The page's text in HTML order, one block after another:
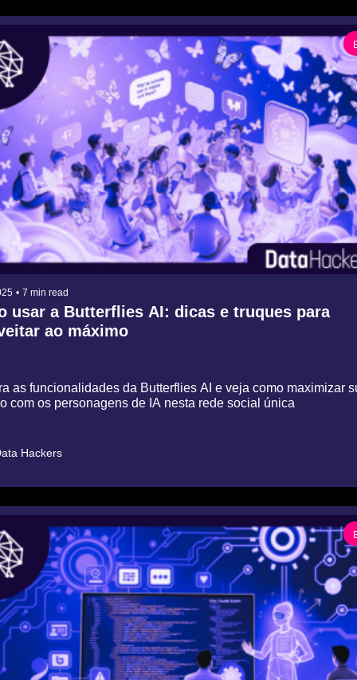
• 7 min read
usar a Butterflies AI: dicas e truques para
ao máximo
as funcionalidades da Butterflies AI e veja como maximizar
com os personagens de IA nesta rede social única
Hackers